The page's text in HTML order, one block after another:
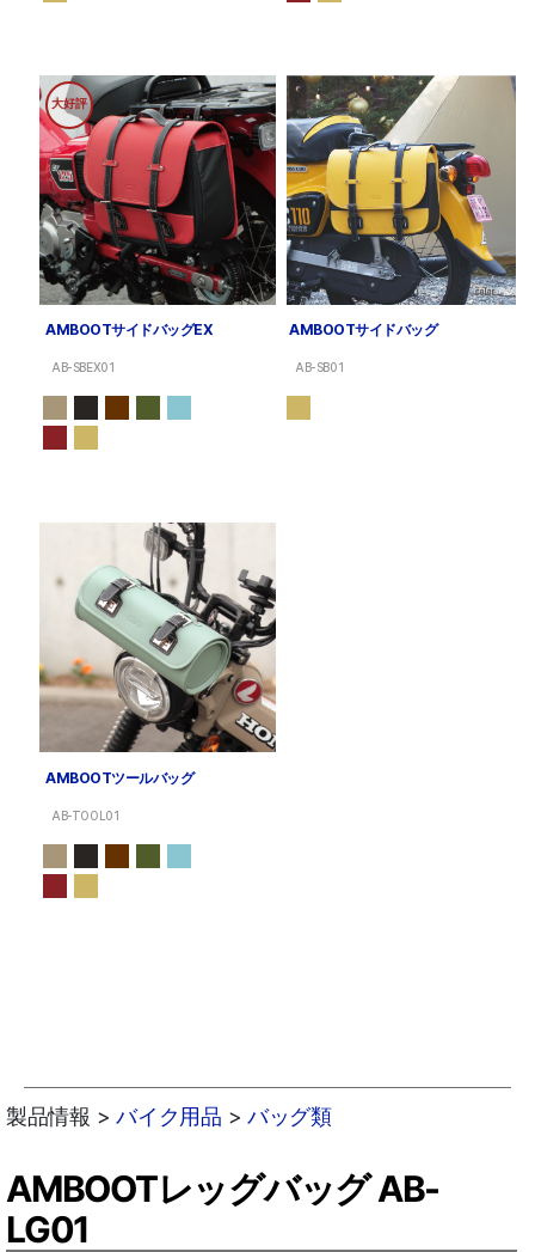
大好評
AMBOOTサイドバッグEX
AB-SBEX01
AMBOOTサイドバッグ
AB-SB01
AMBOOTツールバッグ
AB-TOOL01
製品情報 >バイク用品 > バッグ類
AMBOOTレッグバッグ AB-
LG01